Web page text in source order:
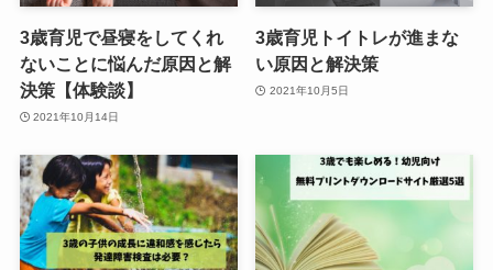
3歳育児で昼寝をしてくれ
ないことに悩んだ原因と解
決策【体験談】
2021年10月14日
3歳育児トイトレが進まな
い原因と解決策
2021年10月5日